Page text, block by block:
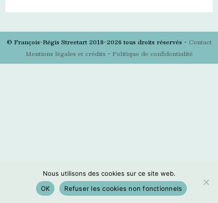
© François-Régis Streetart 2018-2026 tous droits réservés - Contact
Mentions légales et crédits - Politique de confidentialité
Nous utilisons des cookies sur ce site web.
OK
Refuser les cookies non fonctionnels